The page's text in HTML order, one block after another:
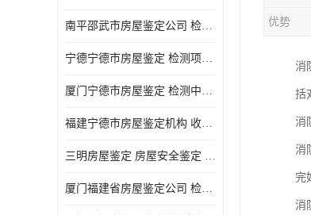
南平邵武市房屋鉴定公司 检测准确率高 加强房屋的日常与管理
宁德宁德市房屋鉴定 检测项目广 可及时反馈数据结果
厦门宁德市房屋鉴定 检测中心 收费合理规范 项目全 周期短
福建宁德市房屋鉴定机构 收费合理规范 加强房屋的日常与管理
三明房屋鉴定 房屋安全鉴定 检测方便 快捷 经验较为丰富
厦门福建省房屋鉴定公司 检测流程规范 加强房屋的日常与管理
优势
消
括
消
消
完
消